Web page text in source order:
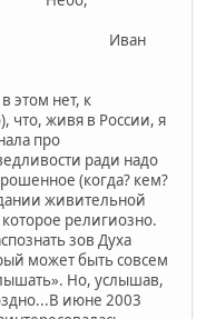
этом нет, к
что, живя в России, я
про
ради надо
(когда? кем?
живительной
религиозно.
зов Духа
может быть совсем
Но, услышав,
июне 2003